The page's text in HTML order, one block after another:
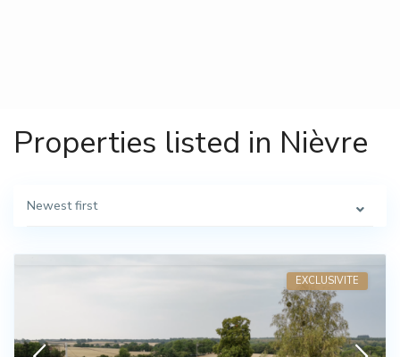
Properties listed in Nièvre
Newest first
EXCLUSIVITE